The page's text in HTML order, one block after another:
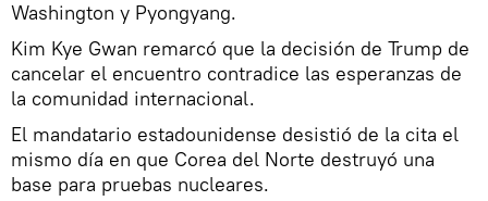
Washington y Pyongyang.
Kim Kye Gwan remarcó que la decisión de Trump de
cancelar el encuentro contradice las esperanzas de
la comunidad internacional.
El mandatario estadounidense desistió de la cita el
mismo día en que Corea del Norte destruyó una
base para pruebas nucleares.